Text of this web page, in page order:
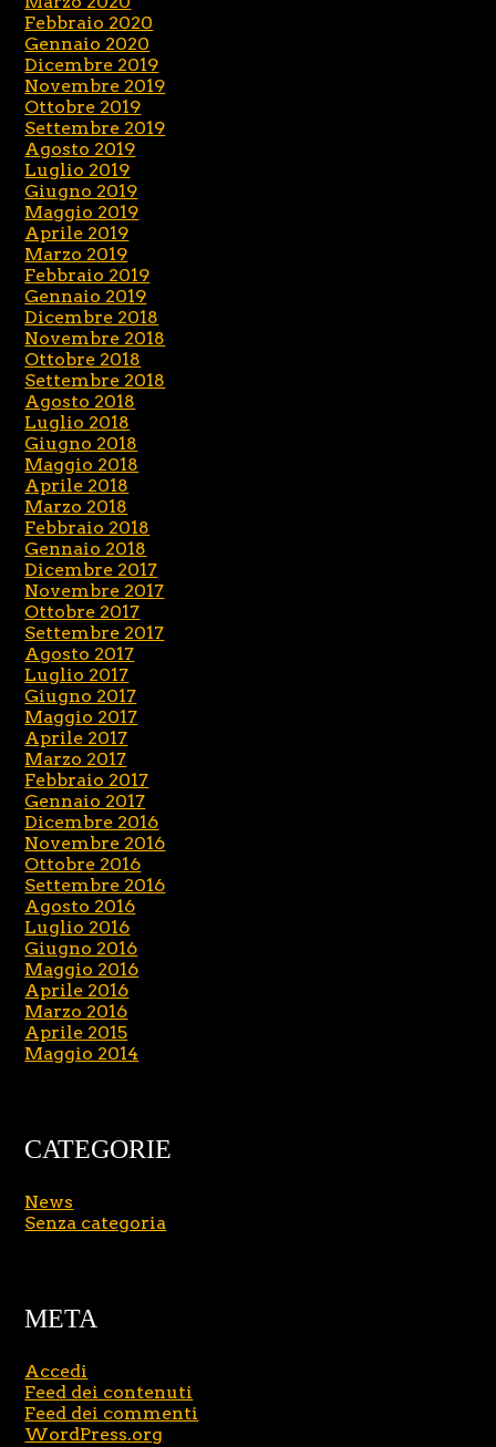
Febbraio 2020
Gennaio 2020
Dicembre 2019
Novembre 2019
Ottobre 2019
Settembre 2019
Agosto 2019
Luglio 2019
Giugno 2019
Maggio 2019
Aprile 2019
Marzo 2019
Febbraio 2019
Gennaio 2019
Dicembre 2018
Novembre 2018
Ottobre 2018
Settembre 2018
Agosto 2018
Luglio 2018
Giugno 2018
Maggio 2018
Aprile 2018
Marzo 2018
Febbraio 2018
Gennaio 2018
Dicembre 2017
Novembre 2017
Ottobre 2017
Settembre 2017
Agosto 2017
Luglio 2017
Giugno 2017
Maggio 2017
Aprile 2017
Marzo 2017
Febbraio 2017
Gennaio 2017
Dicembre 2016
Novembre 2016
Ottobre 2016
Settembre 2016
Agosto 2016
Luglio 2016
Giugno 2016
Maggio 2016
Aprile 2016
Marzo 2016
Aprile 2015
Maggio 2014
CATEGORIE
News
Senza categoria
META
Accedi
Feed dei contenuti
Feed dei commenti
WordPress.org